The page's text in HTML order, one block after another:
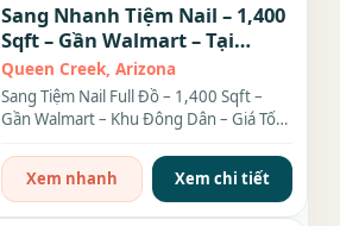
Sang Nhanh Tiệm Nail – 1,400
Sqft – Gần Walmart – Tại
Queen Creek AZ - Good
Location
Queen Creek, Arizona
Sang Tiệm Nail Full Đồ – 1,400 Sqft –
Gần Walmart – Khu Đông Dân – Giá Tốt
Xem nhanh
Xem chi tiết